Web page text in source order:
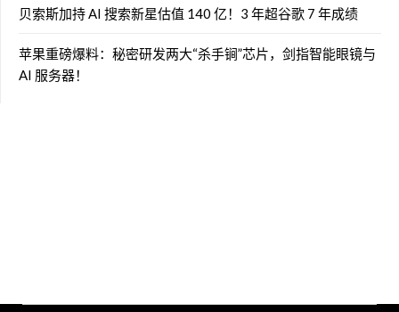
贝索斯加持 AI 搜索新星估值 140 亿！3 年超谷歌 7 年成绩
苹果重磅爆料：秘密研发两大“杀手锏”芯片，剑指智能眼镜与
AI 服务器！